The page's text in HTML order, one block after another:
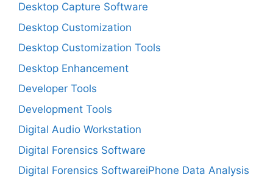
Desktop Capture Software
Desktop Customization
Desktop Customization Tools
Desktop Enhancement
Developer Tools
Development Tools
Digital Audio Workstation
Digital Forensics Software
Digital Forensics SoftwareiPhone Data Analysis